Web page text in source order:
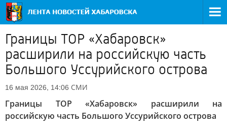
Границы ТОР «Хабаровск»
расширили на российскую часть
Большого Уссурийского острова
16 мая 2026, 14:06 СМИ
Границы ТОР «Хабаровск» расширили на
российскую часть Большого Уссурийского острова